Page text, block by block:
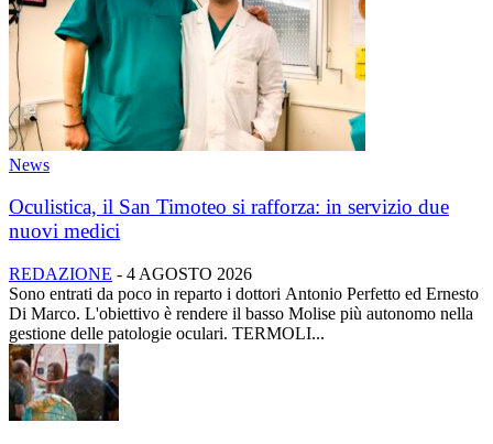
News
Oculistica, il San Timoteo si rafforza: in servizio due
nuovi medici
REDAZIONE - 4 AGOSTO 2026
Sono entrati da poco in reparto i dottori Antonio Perfetto ed Ernesto
Di Marco. L'obiettivo è rendere il basso Molise più autonomo nella
gestione delle patologie oculari. TERMOLI...